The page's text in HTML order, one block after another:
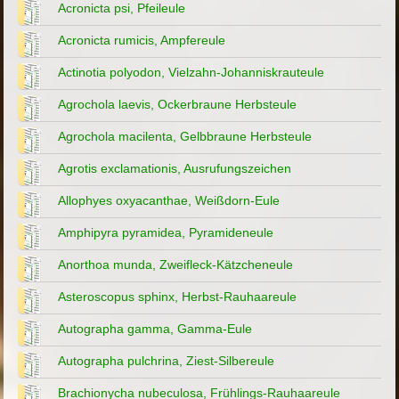
Acronicta psi, Pfeileule
Acronicta rumicis, Ampfereule
Actinotia polyodon, Vielzahn-Johanniskrauteule
Agrochola laevis, Ockerbraune Herbsteule
Agrochola macilenta, Gelbbraune Herbsteule
Agrotis exclamationis, Ausrufungszeichen
Allophyes oxyacanthae, Weißdorn-Eule
Amphipyra pyramidea, Pyramideneule
Anorthoa munda, Zweifleck-Kätzcheneule
Asteroscopus sphinx, Herbst-Rauhaareule
Autographa gamma, Gamma-Eule
Autographa pulchrina, Ziest-Silbereule
Brachionycha nubeculosa, Frühlings-Rauhaareule